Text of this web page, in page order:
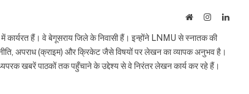
WebsiteInstagram
हैं। वे बेगूसराय जिले के निवासी हैं। इन्होंने LNMU से स्नातक की
अपराध (क्राइम) और क्रिकेट जैसे विषयों पर लेखन का व्यापक अनुभव है।
खबरें पाठकों तक पहुँचाने के उद्देश्य से वे निरंतर लेखन कार्य कर रहे हैं।